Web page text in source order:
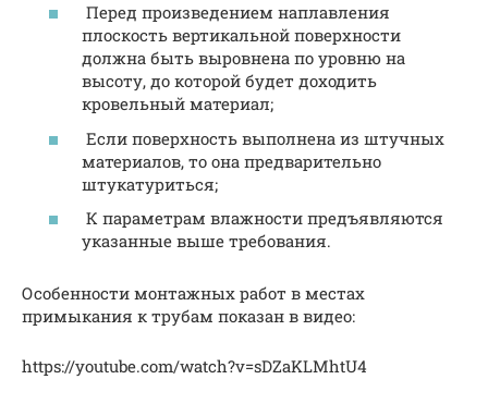
Перед произведением наплавления
плоскость вертикальной поверхности
должна быть выровнена по уровню на
высоту, до которой будет доходить
кровельный материал;
Если поверхность выполнена из штучных
материалов, то она предварительно
штукатуриться;
К параметрам влажности предъявляются
указанные выше требования.
Особенности монтажных работ в местах
примыкания к трубам показан в видео:
https://youtube.com/watch?v=sDZaKLMhtU4